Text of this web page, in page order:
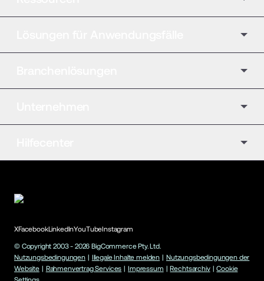
XFacebookLinkedInYouTubeInstagram
© Copyright 2003 - 2026 BigCommerce Pty. Ltd.
Nutzungsbedingungen | Illegale Inhalte melden | Nutzungsbedingungen der
Website | Rahmenvertrag Services | Impressum | Rechtsarchiv | Cookie